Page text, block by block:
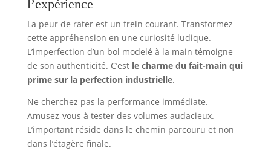
l’expérience
La peur de rater est un frein courant. Transformez
cette appréhension en une curiosité ludique.
L’imperfection d’un bol modelé à la main témoigne
de son authenticité. C’est le charme du fait-main qui
prime sur la perfection industrielle.
Ne cherchez pas la performance immédiate.
Amusez-vous à tester des volumes audacieux.
L’important réside dans le chemin parcouru et non
dans l’étagère finale.